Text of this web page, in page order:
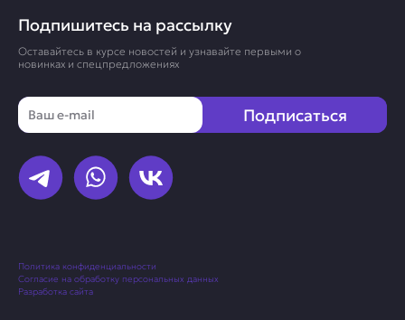
Подпишитесь на рассылку
Оставайтесь в курсе новостей и узнавайте первыми о
новинках и спецпредложениях
Email
Подписаться
Политика конфиденциальности
Согласие на обработку персональных данных
Разработка сайта